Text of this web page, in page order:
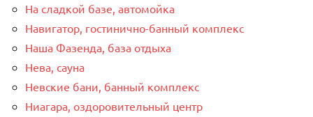
На сладкой базе, автомойка
Навигатор, гостинично-банный комплекс
Наша Фазенда, база отдыха
Нева, сауна
Невские бани, банный комплекс
Ниагара, оздоровительный центр